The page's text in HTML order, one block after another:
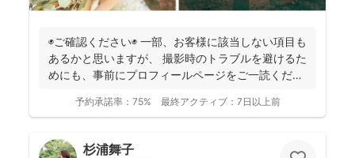
◉ご確認ください◉ 一部、お客様に該当しない項目も
あるかと思いますが、 撮影時のトラブルを避けるた
めにも、事前にプロフィールページをご一読くださ
予約承諾率： 75% 最終アクティブ： 7日以上前
杉浦舞子